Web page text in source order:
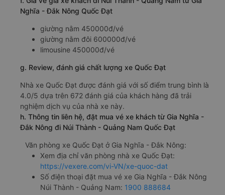
Nghĩa - Đắk Nông Quốc Đạt
giường nằm 450000đ/vé
giường nằm đôi 600000đ/vé
limousine 450000đ/vé
g. Review, đánh giá chất lượng xe Quốc Đạt
Nhà xe Quốc Đạt được đánh giá với số điểm trung bình là
4.0/5 dựa trên 672 đánh giá của khách hàng đã trải
nghiệm dịch vụ của nhà xe này.
h. Thông tin liên hệ, đặt mua vé xe khách từ Gia Nghĩa -
Đắk Nông đi Núi Thành - Quảng Nam Quốc Đạt
Văn phòng xe Quốc Đạt ở Gia Nghĩa - Đắk Nông:
Xem địa chỉ văn phòng nhà xe Quốc Đạt:
https://vexere.com/vi-VN/xe-quoc-dat
Số điện thoại đặt mua vé xe Gia Nghĩa - Đắk Nông
Núi Thành - Quảng Nam: 1900 888684